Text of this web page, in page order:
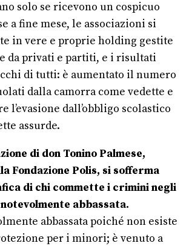
solo se ricevono un cospicuo
a fine mese, le associazioni si
in vere e proprie holding gestite
da privati e partiti, e i risultati
di tutti: è aumentato il numero
dalla camorra come vedette e
l’evasione dall’obbligo scolastico
assurde.
di don Tonino Palmese,
Fondazione Polis, si sofferma
di chi commette i crimini negli
abbassata.
abbassata poiché non esiste
per i minori; è venuto a